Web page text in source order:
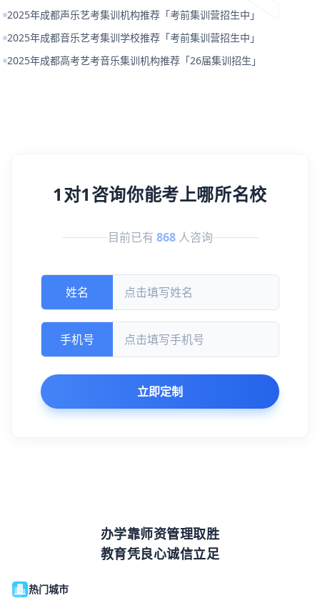
2025年成都声乐艺考集训机构推荐「考前集训营招生中」
2025年成都音乐艺考集训学校推荐「考前集训营招生中」
2025年成都高考艺考音乐集训机构推荐「26届集训招生」
1对1咨询你能考上哪所名校
目前已有 868 人咨询
姓名
手机号
立即定制
办学靠师资管理取胜
教育凭良心诚信立足
热门城市